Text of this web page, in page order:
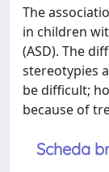
The
in children
(ASD). The
stereotypies
be difficult;
because of
Scheda